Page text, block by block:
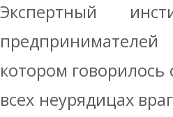
Экспертный
котором
всех неурядицах